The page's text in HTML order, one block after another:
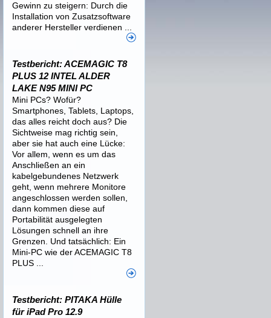
Gewinn zu steigern: Durch die
Installation von Zusatzsoftware
anderer Hersteller verdienen ...
Testbericht: ACEMAGIC T8
PLUS 12 INTEL ALDER
LAKE N95 MINI PC
Mini PCs? Wofür?
Smartphones, Tablets, Laptops,
das alles reicht doch aus? Die
Sichtweise mag richtig sein,
aber sie hat auch eine Lücke:
Vor allem, wenn es um das
Anschließen an ein
kabelgebundenes Netzwerk
geht, wenn mehrere Monitore
angeschlossen werden sollen,
dann kommen diese auf
Portabilität ausgelegten
Lösungen schnell an ihre
Grenzen. Und tatsächlich: Ein
Mini-PC wie der ACEMAGIC T8
PLUS ...
Testbericht: PITAKA Hülle
für iPad Pro 12.9